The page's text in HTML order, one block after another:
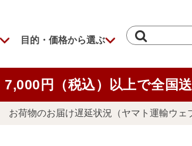
目的・価格から選ぶ
7,000円（税込）以上で全国送
お荷物のお届け遅延状況（ヤマト運輸ウェ